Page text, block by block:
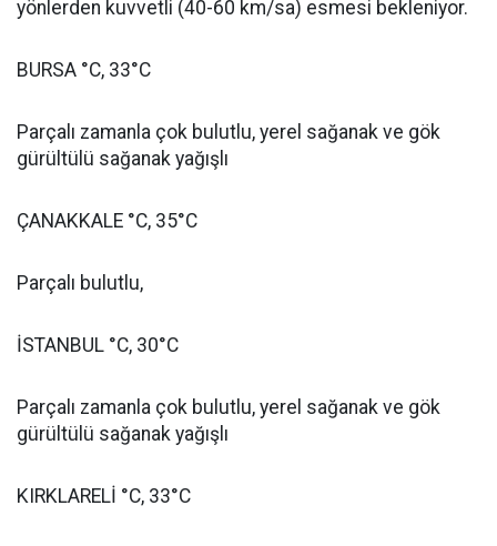
yönlerden kuvvetli (40-60 km/sa) esmesi bekleniyor.
BURSA °C, 33°C
Parçalı zamanla çok bulutlu, yerel sağanak ve gök
gürültülü sağanak yağışlı
ÇANAKKALE °C, 35°C
Parçalı bulutlu,
İSTANBUL °C, 30°C
Parçalı zamanla çok bulutlu, yerel sağanak ve gök
gürültülü sağanak yağışlı
KIRKLARELİ °C, 33°C